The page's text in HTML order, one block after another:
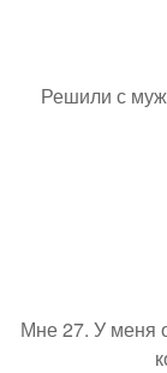
Решили с
Мне 27. У меня